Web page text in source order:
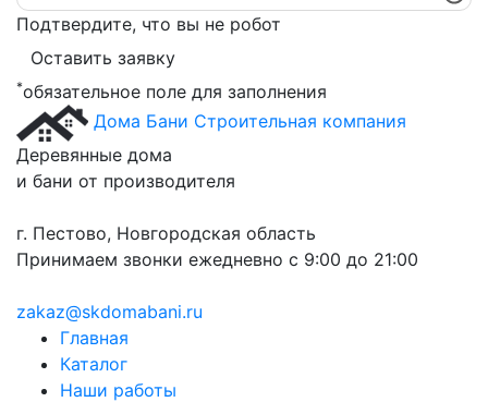
Подтвердите, что вы не робот
Оставить заявку
*обязательное поле для заполнения
Дома Бани Строительная компания
Деревянные дома
и бани от производителя
г. Пестово, Новгородская область
Принимаем звонки ежедневно с 9:00 до 21:00
zakaz@skdomabani.ru
Главная
Каталог
Наши работы